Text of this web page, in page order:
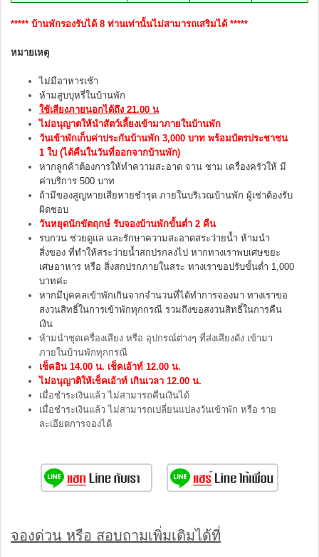
***** บ้านพักรองรับได้ 8 ท่านเท่านั้นไม่สามารถเสริมได้ *****
หมายเหตุ
ไม่มีอาหารเช้า
ห้ามสูบบุหรี่ในบ้านพัก
ใช้เสียงภายนอกได้ถึง 21.00 น
ไม่อนุญาตให้นำสัตว์เลี้ยงเข้ามาภายในบ้านพัก
วันเข้าพักเก็บค่าประกันบ้านพัก 3,000 บาท พร้อมบัตรประชาชน
1 ใบ (ได้คืนในวันที่ออกจากบ้านพัก)
หากลูกค้าต้องการให้ทำความสะอาด จาน ชาม เครื่องครัวให้ มี
ค่าบริการ 500 บาท
ถ้ามีของสูญหายเสียหายชำรุด ภายในบริเวณบ้านพัก ผู้เช่าต้องรับ
ผิดชอบ
วันหยุดนักขัตฤกษ์ รับจองบ้านพักขั้นต่ำ 2 คืน
รบกวน ช่วยดูแล และรักษาความสะอาดสระว่ายน้ำ ห้ามนำ
สิ่งของ ที่ทำให้สระว่ายน้ำสกปรกลงไป หากทางเราพบเศษขยะ
เศษอาหาร หรือ สิ่งสกปรกภายในสระ ทางเราขอปรับขั้นต่ำ 1,000
บาทค่ะ
หากมีบุคคลเข้าพักเกินจากจำนวนที่ได้ทำการจองมา ทางเราขอ
สงวนสิทธิ์ในการเข้าพักทุกกรณี รวมถึงขอสงวนสิทธิ์ในการคืน
เงิน
ห้ามนำชุดเครื่องเสียง หรือ อุปกรณ์ต่างๆ ที่ส่งเสียงดัง เข้ามา
ภายในบ้านพักทุกกรณี
เช็คอิน 14.00 น. เช็คเอ้าท์ 12.00 น.
ไม่อนุญาติให้เช็คเอ้าท์ เกินเวลา 12.00 น.
เมื่อชำระเงินแล้ว ไม่สามารถคืนเงินได้
เมื่อชำระเงินแล้ว ไม่สามารถเปลี่ยนแปลงวันเข้าพัก หรือ ราย
ละเอียดการจองได้
จองด่วน หรือ สอบถามเพิ่มเติมได้ที่